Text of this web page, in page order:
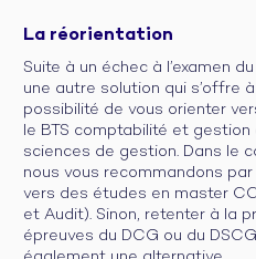
La réorientation
Suite à un échec à l’examen
une autre solution qui s’offre
possibilité de vous orienter
le BTS comptabilité et
sciences de gestion. Dans le
nous vous recommandons
vers des études en master
et Audit). Sinon, retenter à la
épreuves du DCG ou du